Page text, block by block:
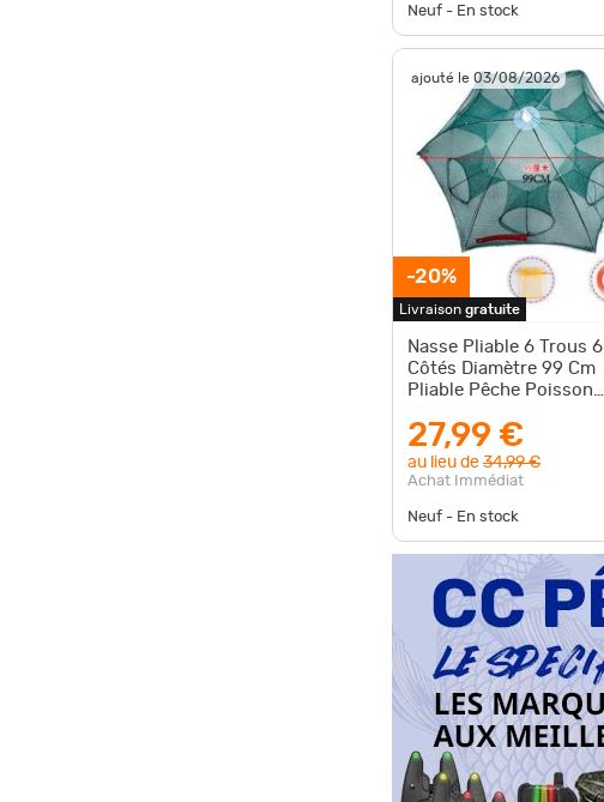
Neuf - En stock
ajouté le 03/08/2026
-20%
Livraison gratuite
Nasse Pliable 6 Trous 6
Côtés Diamètre 99 Cm
Pliable Pêche Poisson
27,99 €
au lieu de 34,99 €
Achat Immédiat
Neuf - En stock